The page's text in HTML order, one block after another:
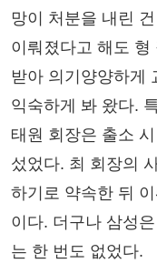
망이 처분을 내린
이뤄졌다고 해도 형
받아 의기양양하게
익숙하게 봐 왔다.
태원 회장은 출소
섰었다. 최 회장의
하기로 약속한 뒤
이다. 더구나 삼성
는 한 번도 없었다.